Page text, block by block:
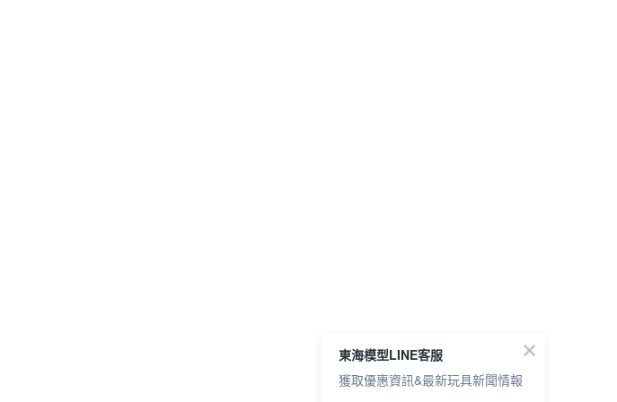
東海模型LINE客服
獲取優惠資訊&最新玩具新聞情報